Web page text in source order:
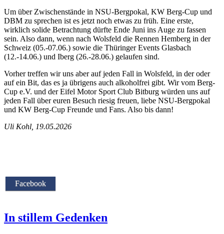
Um über Zwischenstände in NSU-Bergpokal, KW Berg-Cup und
DBM zu sprechen ist es jetzt noch etwas zu früh. Eine erste,
wirklich solide Betrachtung dürfte Ende Juni ins Auge zu fassen
sein. Also dann, wenn nach Wolsfeld die Rennen Hemberg in der
Schweiz (05.-07.06.) sowie die Thüringer Events Glasbach
(12.-14.06.) und Iberg (26.-28.06.) gelaufen sind.
Vorher treffen wir uns aber auf jeden Fall in Wolsfeld, in der oder
auf ein Bit, das es ja übrigens auch alkoholfrei gibt. Wir vom Berg-
Cup e.V. und der Eifel Motor Sport Club Bitburg würden uns auf
jeden Fall über euren Besuch riesig freuen, liebe NSU-Bergpokal
und KW Berg-Cup Freunde und Fans. Also bis dann!
Uli Kohl, 19.05.2026
Facebook
In stillem Gedenken